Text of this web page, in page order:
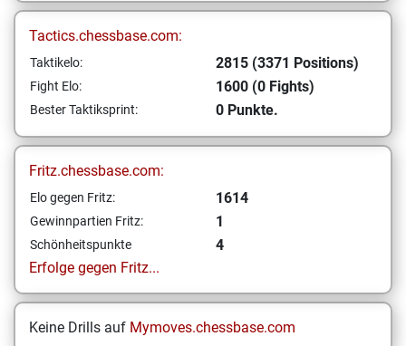
Tactics.chessbase.com:
Taktikelo: 2815 (3371 Positions)
Fight Elo: 1600 (0 Fights)
Bester Taktiksprint: 0 Punkte.
Fritz.chessbase.com:
Elo gegen Fritz: 1614
Gewinnpartien Fritz: 1
Schönheitspunkte
4
Erfolge gegen Fritz...
Keine Drills auf Mymoves.chessbase.com